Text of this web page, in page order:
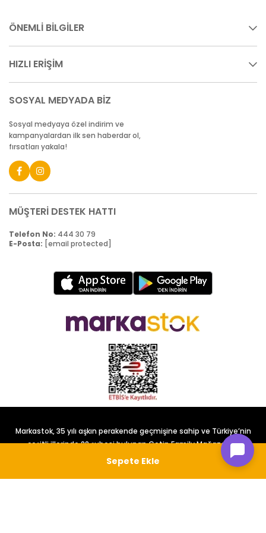
ÖNEMLİ BİLGİLER
HIZLI ERİŞİM
SOSYAL MEDYADA BİZ
Sosyal medyaya özel indirim ve
kampanyalardan ilk sen haberdar ol,
fırsatları yakala!
MÜŞTERİ DESTEK HATTI
Telefon No: 444 30 79
E-Posta: [email protected]
Markastok, 35 yılı aşkın perakende geçmişine sahip ve Türkiye’nin
çeşitli illerinde 22 şubesi bulunan Çetin Family Mağazacılık
tarafından kurulmuştur.